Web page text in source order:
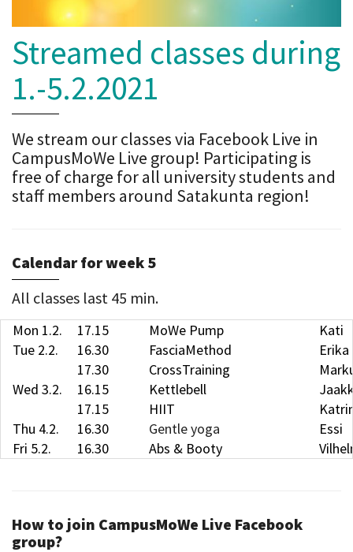
Streamed classes during
1.-5.2.2021
We stream our classes via Facebook Live in
CampusMoWe Live group! Participating is
free of charge for all university students and
staff members around Satakunta region!
Calendar for week 5
All classes last 45 min.
Mon 1.2. 17.15 MoWe Pump
Kati
Tue 2.2.
16.30 FasciaMethod
Erika
17.30
CrossTraining
Wed 3.2.
16.15 Kettlebell
17.15
HIIT
Thu 4.2.
16.30 Gentle yoga
Essi
Fri 5.2.
16.30 Abs & Booty
How to join CampusMoWe Live Facebook
group?